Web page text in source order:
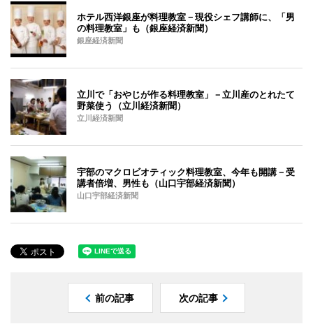
ホテル西洋銀座が料理教室－現役シェフ講師に、「男
の料理教室」も（銀座経済新聞）
銀座経済新聞
立川で「おやじが作る料理教室」－立川産のとれたて
野菜使う（立川経済新聞）
立川経済新聞
宇部のマクロビオティック料理教室、今年も開講－受
講者倍増、男性も（山口宇部経済新聞）
山口宇部経済新聞
前の記事 次の記事